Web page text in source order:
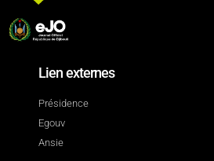
Lien externes
Présidence
Egouv
Ansie